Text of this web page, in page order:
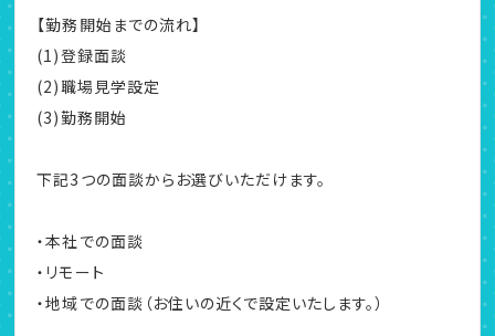
【勤務開始までの流れ】
(1)登録面談
(2)職場見学設定
(3)勤務開始
下記3つの面談からお選びいただけます。
・本社での面談
・リモート
・地域での面談（お住いの近くで設定いたします。）